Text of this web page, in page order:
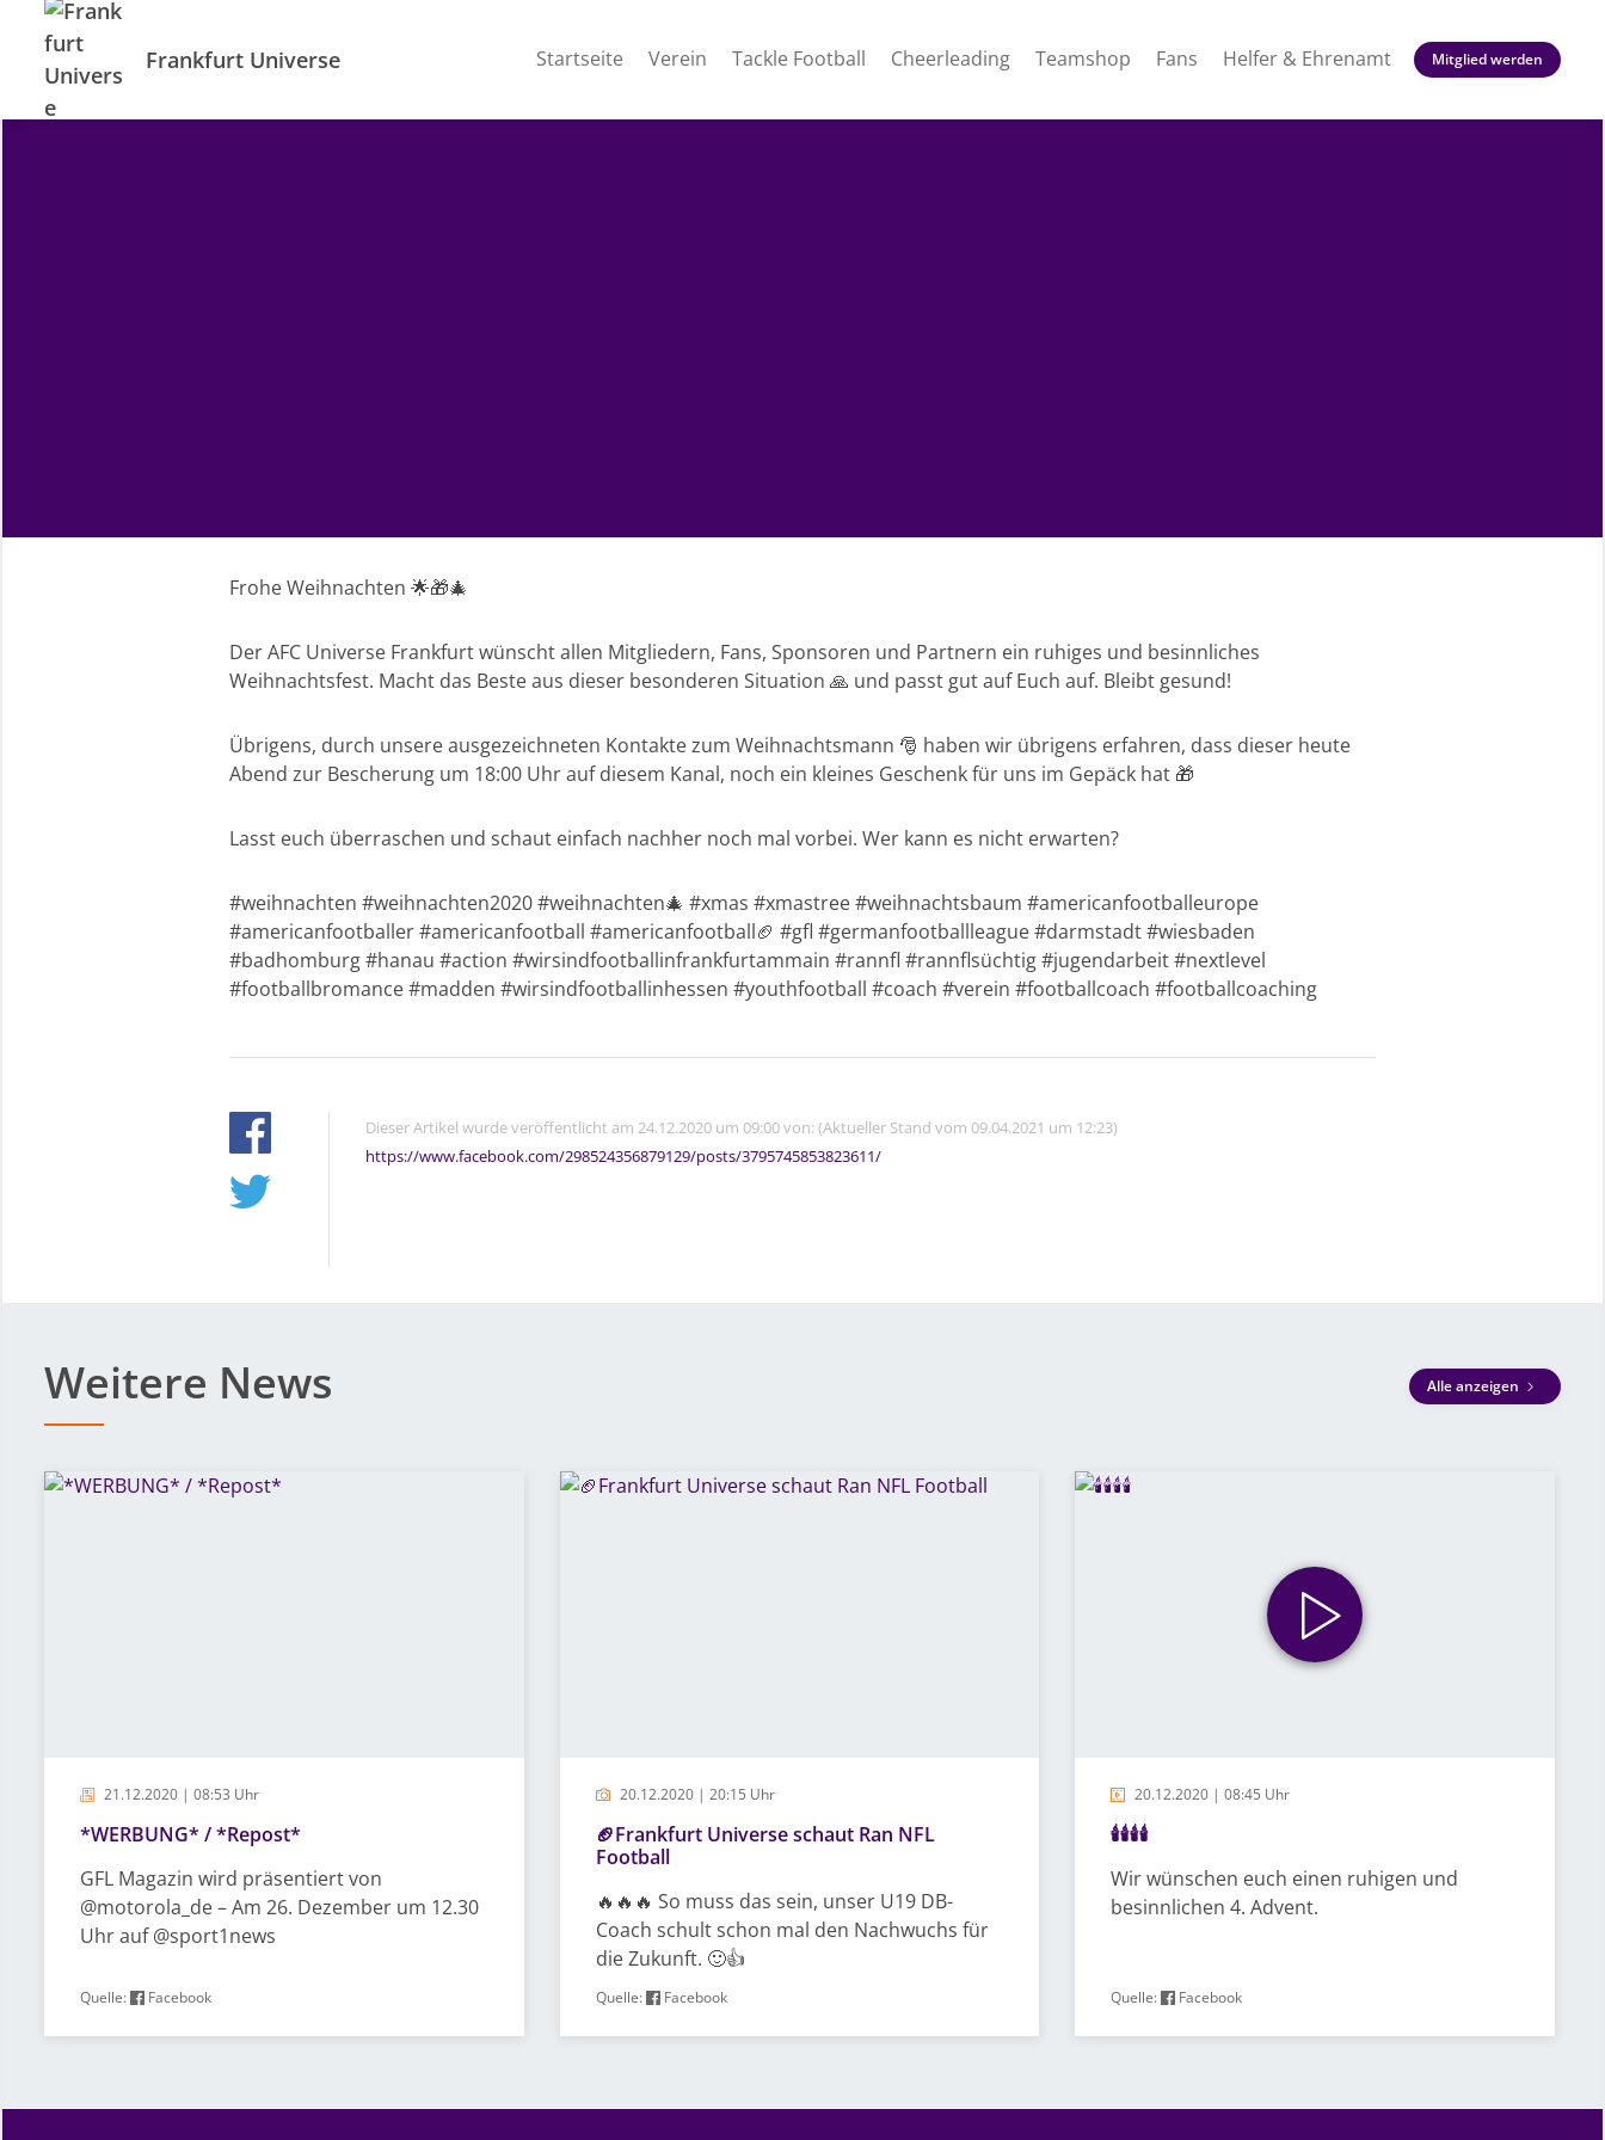
Frankfurt Universe Startseite Verein Tackle Football Cheerleading Teamshop Fans Helfer & Ehrenamt Mitglied werden
Frohe Weihnachten 🌟🎁🎄
Der AFC Universe Frankfurt wünscht allen Mitgliedern, Fans, Sponsoren und Partnern ein ruhiges und besinnliches
Weihnachtsfest. Macht das Beste aus dieser besonderen Situation 🙏 und passt gut auf Euch auf. Bleibt gesund!
Übrigens, durch unsere ausgezeichneten Kontakte zum Weihnachtsmann 🎅 haben wir übrigens erfahren, dass dieser heute
Abend zur Bescherung um 18:00 Uhr auf diesem Kanal, noch ein kleines Geschenk für uns im Gepäck hat 🎁
Lasst euch überraschen und schaut einfach nachher noch mal vorbei. Wer kann es nicht erwarten?
#weihnachten #weihnachten2020 #weihnachten🎄 #xmas #xmastree #weihnachtsbaum #americanfootballeurope
#americanfootballer #americanfootball #americanfootball🏈 #gfl #germanfootballleague #darmstadt #wiesbaden
#badhomburg #hanau #action #wirsindfootballinfrankfurtammain #rannfl #rannflsüchtig #jugendarbeit #nextlevel
#footballbromance #madden #wirsindfootballinhessen #youthfootball #coach #verein #footballcoach #footballcoaching
Dieser Artikel wurde veröffentlicht am 24.12.2020 um 09:00 von: (Aktueller Stand vom 09.04.2021 um 12:23)
https://www.facebook.com/298524356879129/posts/3795745853823611/
Weitere News Alle anzeigen
21.12.2020 | 08:53 Uhr
*WERBUNG* / *Repost*
GFL Magazin wird präsentiert von
@motorola_de – Am 26. Dezember um 12.30
Uhr auf @sport1news
Quelle: Facebook
20.12.2020 | 20:15 Uhr
🏈Frankfurt Universe schaut Ran NFL
Football
🔥🔥🔥 So muss das sein, unser U19 DB-
Coach schult schon mal den Nachwuchs für
die Zukunft. 🙂👍
Quelle: Facebook
20.12.2020 | 08:45 Uhr
🕯🕯🕯🕯
Wir wünschen euch einen ruhigen und
besinnlichen 4. Advent.
Quelle: Facebook